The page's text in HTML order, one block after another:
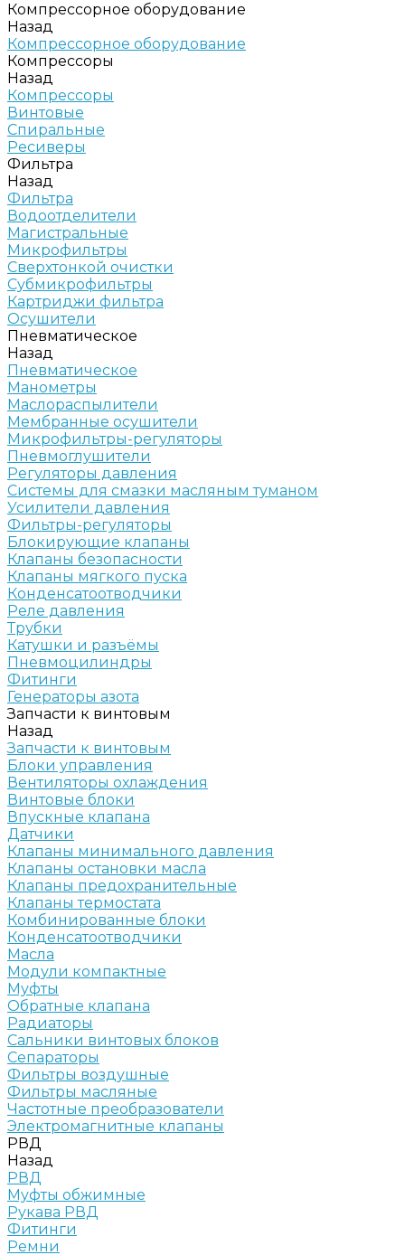
Компрессорное оборудование
Назад
Компрессорное оборудование
Компрессоры
Назад
Компрессоры
Винтовые
Спиральные
Ресиверы
Фильтра
Назад
Фильтра
Водоотделители
Магистральные
Микрофильтры
Сверхтонкой очистки
Субмикрофильтры
Картриджи фильтра
Осушители
Пневматическое
Назад
Пневматическое
Манометры
Маслораспылители
Мембранные осушители
Микрофильтры-регуляторы
Пневмоглушители
Регуляторы давления
Системы для смазки масляным туманом
Усилители давления
Фильтры-регуляторы
Блокирующие клапаны
Клапаны безопасности
Клапаны мягкого пуска
Конденсатоотводчики
Реле давления
Трубки
Катушки и разъёмы
Пневмоцилиндры
Фитинги
Генераторы азота
Запчасти к винтовым
Назад
Запчасти к винтовым
Блоки управления
Вентиляторы охлаждения
Винтовые блоки
Впускные клапана
Датчики
Клапаны минимального давления
Клапаны остановки масла
Клапаны предохранительные
Клапаны термостата
Комбинированные блоки
Конденсатоотводчики
Масла
Модули компактные
Муфты
Обратные клапана
Радиаторы
Сальники винтовых блоков
Сепараторы
Фильтры воздушные
Фильтры масляные
Частотные преобразователи
Электромагнитные клапаны
РВД
Назад
РВД
Муфты обжимные
Рукава РВД
Фитинги
Ремни